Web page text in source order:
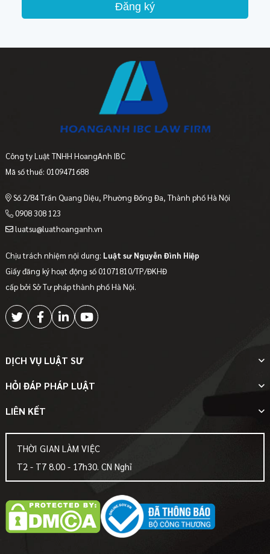
Đăng ký
Công ty Luật TNHH HoangAnh IBC
Mã số thuế: 0109471688
Số 2/84 Trần Quang Diệu, Phường Đống Đa, Thành phố Hà Nội
0908 308 123
luatsu@luathoanganh.vn
Chịu trách nhiệm nội dung: Luật sư Nguyễn Đình Hiệp
Giấy đăng ký hoạt động số 01071810/TP/ĐKHĐ
cấp bởi Sở Tư pháp thành phố Hà Nội.
DỊCH VỤ LUẬT SƯ
HỎI ĐÁP PHÁP LUẬT
LIÊN KẾT
THỜI GIAN LÀM VIỆC
T2 - T7 8.00 - 17h30. CN Nghỉ